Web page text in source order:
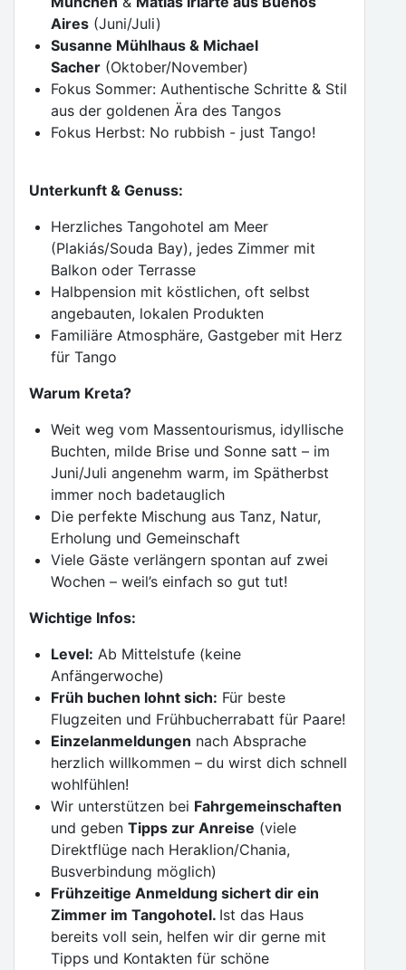
Aires (Juni/Juli)
Susanne Mühlhaus & Michael
Sacher (Oktober/November)
Fokus Sommer: Authentische Schritte & Stil
aus der goldenen Ära des Tangos
Fokus Herbst: No rubbish - just Tango!
Unterkunft & Genuss:
Herzliches Tangohotel am Meer
(Plakiás/Souda Bay), jedes Zimmer mit
Balkon oder Terrasse
Halbpension mit köstlichen, oft selbst
angebauten, lokalen Produkten
Familiäre Atmosphäre, Gastgeber mit Herz
für Tango
Warum Kreta?
Weit weg vom Massentourismus, idyllische
Buchten, milde Brise und Sonne satt – im
Juni/Juli angenehm warm, im Spätherbst
immer noch badetauglich
Die perfekte Mischung aus Tanz, Natur,
Erholung und Gemeinschaft
Viele Gäste verlängern spontan auf zwei
Wochen – weil’s einfach so gut tut!
Wichtige Infos:
Level: Ab Mittelstufe (keine
Anfängerwoche)
Früh buchen lohnt sich: Für beste
Flugzeiten und Frühbucherrabatt für Paare!
Einzelanmeldungen nach Absprache
herzlich willkommen – du wirst dich schnell
wohlfühlen!
Wir unterstützen bei Fahrgemeinschaften
und geben Tipps zur Anreise (viele
Direktflüge nach Heraklion/Chania,
Busverbindung möglich)
Frühzeitige Anmeldung sichert dir ein
Zimmer im Tangohotel. Ist das Haus
bereits voll sein, helfen wir dir gerne mit
Tipps und Kontakten für schöne